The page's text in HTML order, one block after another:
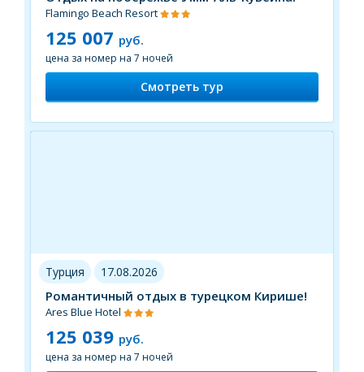
Flamingo Beach Resort
125 007 руб.
цена за номер на 7 ночей
Смотреть тур
Турция 17.08.2026
Романтичный отдых в турецком Кирише!
Ares Blue Hotel
125 039 руб.
цена за номер на 7 ночей